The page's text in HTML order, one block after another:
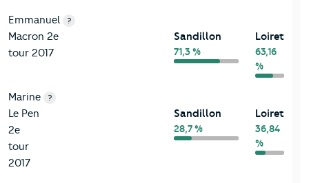
Emmanuel
Macron 2e
tour 2017
?
Sandillon
71,3 %
Loiret
63,16
%
Marine
Le Pen
2e
tour
2017
?
Sandillon
28,7 %
Loiret
36,84
%